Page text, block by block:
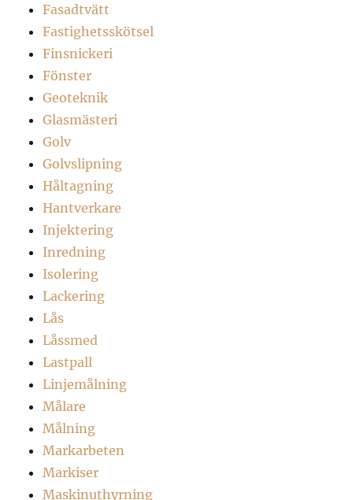
Fasadtvätt
Fastighetsskötsel
Finsnickeri
Fönster
Geoteknik
Glasmästeri
Golv
Golvslipning
Håltagning
Hantverkare
Injektering
Inredning
Isolering
Lackering
Lås
Låssmed
Lastpall
Linjemålning
Målare
Målning
Markarbeten
Markiser
Maskinuthyrning